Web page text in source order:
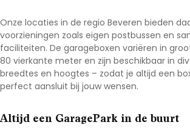
Onze locaties in de regio Beveren bieden
voorzieningen zoals eigen postbussen en
faciliteiten. De garageboxen variëren in
80 vierkante meter en zijn beschikbaar in
breedtes en hoogtes – zodat je altijd een
perfect aansluit bij jouw wensen.
Altijd een GaragePark in de buurt